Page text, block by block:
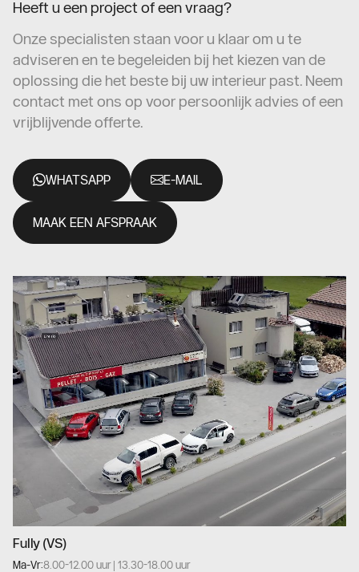
Heeft u een project of een vraag?
Onze specialisten staan voor u klaar om u te
adviseren en te begeleiden bij het kiezen van de
oplossing die het beste bij uw interieur past. Neem
contact met ons op voor persoonlijk advies of een
vrijblijvende offerte.
WHATSAPP E-MAIL
MAAK EEN AFSPRAAK
Fully (VS)
Ma-Vr:8.00-12.00 uur | 13.30-18.00 uur